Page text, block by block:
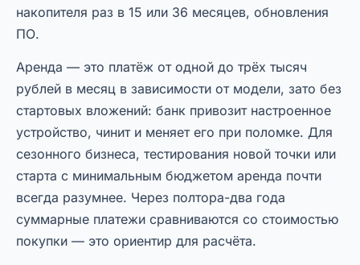
накопителя раз в 15 или 36 месяцев, обновления
ПО.
Аренда — это платёж от одной до трёх тысяч
рублей в месяц в зависимости от модели, зато без
стартовых вложений: банк привозит настроенное
устройство, чинит и меняет его при поломке. Для
сезонного бизнеса, тестирования новой точки или
старта с минимальным бюджетом аренда почти
всегда разумнее. Через полтора-два года
суммарные платежи сравниваются со стоимостью
покупки — это ориентир для расчёта.